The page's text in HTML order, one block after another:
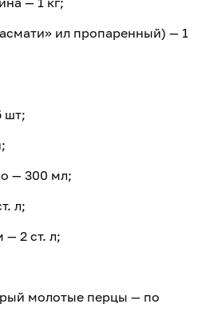
ил пропаренный) — 1
шт;
— 300 мл;
л;
2 ст. л;
молотые перцы — по